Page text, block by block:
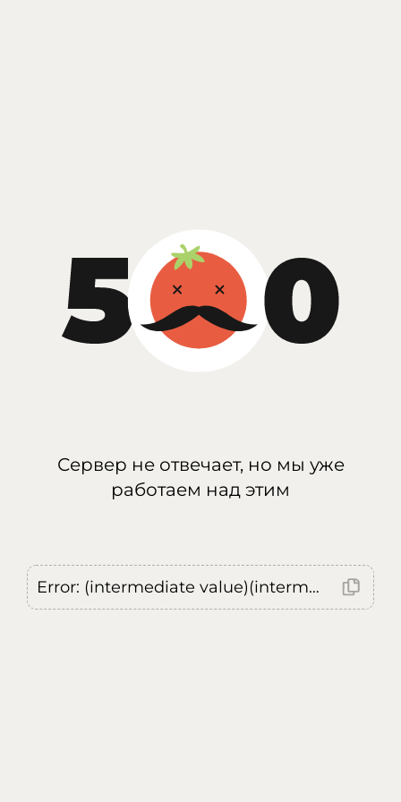
Сервер не отвечает, но мы уже
работаем над этим
Error: (intermediate value)(intermediate value)(intermediate value).replaceAll is not a function